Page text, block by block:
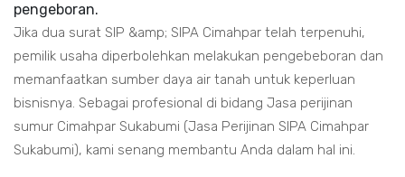
pengeboran.
Jika dua surat SIP &amp; SIPA Cimahpar telah terpenuhi,
pemilik usaha diperbolehkan melakukan pengebeboran dan
memanfaatkan sumber daya air tanah untuk keperluan
bisnisnya. Sebagai profesional di bidang Jasa perijinan
sumur Cimahpar Sukabumi (Jasa Perijinan SIPA Cimahpar
Sukabumi), kami senang membantu Anda dalam hal ini.